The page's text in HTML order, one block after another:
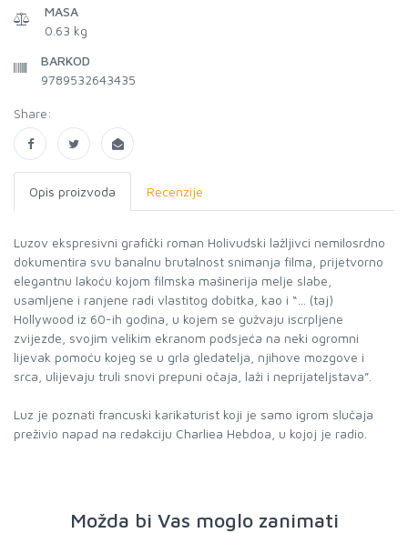
MASA
0.63 kg
BARKOD
9789532643435
Share:
Opis proizvoda Recenzije
Luzov ekspresivni grafički roman Holivudski lažljivci nemilosrdno
dokumentira svu banalnu brutalnost snimanja filma, prijetvorno
elegantnu lakoću kojom filmska mašinerija melje slabe,
usamljene i ranjene radi vlastitog dobitka, kao i “… (taj)
Hollywood iz 60-ih godina, u kojem se gužvaju iscrpljene
zvijezde, svojim velikim ekranom podsjeća na neki ogromni
lijevak pomoću kojeg se u grla gledatelja, njihove mozgove i
srca, ulijevaju truli snovi prepuni očaja, laži i neprijateljstava”.
Luz je poznati francuski karikaturist koji je samo igrom slučaja
preživio napad na redakciju Charliea Hebdoa, u kojoj je radio.
Možda bi Vas moglo zanimati